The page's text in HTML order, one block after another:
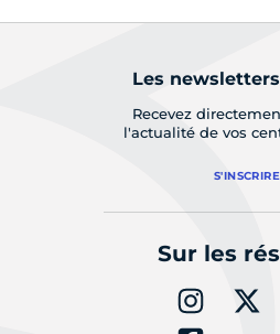
Les
Recevez
l'actualité de vos
S'INSCRIRE
Sur les